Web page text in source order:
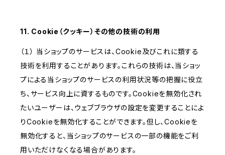
11. Cookie（クッキー）その他の技術の利用
（１） 当ショップのサービスは、Cookie及びこれに類する
技術を利用することがあります。これらの技術は、当ショッ
プによる当ショップのサービスの利用状況等の把握に役立
ち、サービス向上に資するものです。Cookieを無効化され
たいユーザーは、ウェブブラウザの設定を変更することによ
りCookieを無効化することができます。但し、Cookieを
無効化すると、当ショップのサービスの一部の機能をご利
用いただけなくなる場合があります。